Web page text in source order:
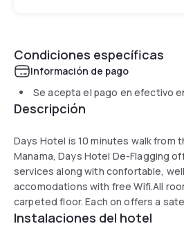
Condiciones específicas
Información de pago
Se acepta el pago en efectivo
Descripción
Days Hotel is 10 minutes walk from
Manama, Days Hotel De-Flagging
services along with confortable,
accomodations with free Wifi.All
carpeted floor. Each on offers a
The bathroom includes a bath or a
Instalaciones del hotel